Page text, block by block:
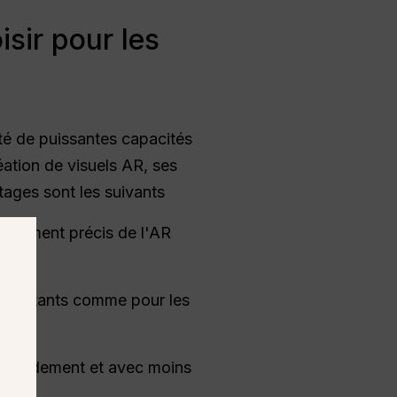
pour les
de puissantes capacités
de visuels AR, ses
sont les suivants
précis de l'AR
comme pour les
et avec moins